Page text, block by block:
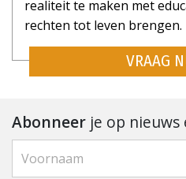
realiteit te maken met
rechten tot leven brengen.
VRAAG
Abonneer je op